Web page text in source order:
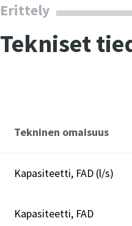
Erittely
Tekniset
Tekninen omaisuus
Kapasiteetti, FAD (l/s)
Kapasiteetti, FAD